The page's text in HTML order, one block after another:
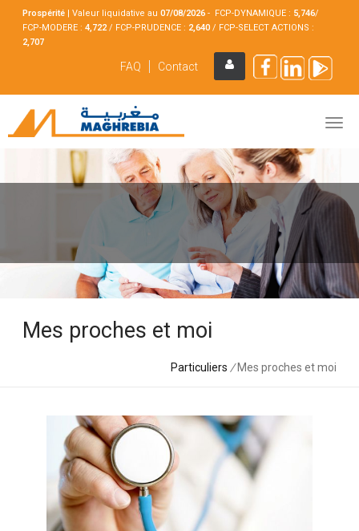
Prospérité | Valeur liquidative au07/08/2026 - FCP-DYNAMIQUE : 5,746/
FCP-MODERE :4,722/ FCP-PRUDENCE : 2,640 / FCP-SELECT ACTIONS :
2,707
FAQ Contact
Mes proches et moi
Particuliers /Mes proches et moi